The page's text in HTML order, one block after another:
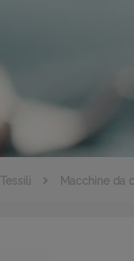
Tessili Macchine da